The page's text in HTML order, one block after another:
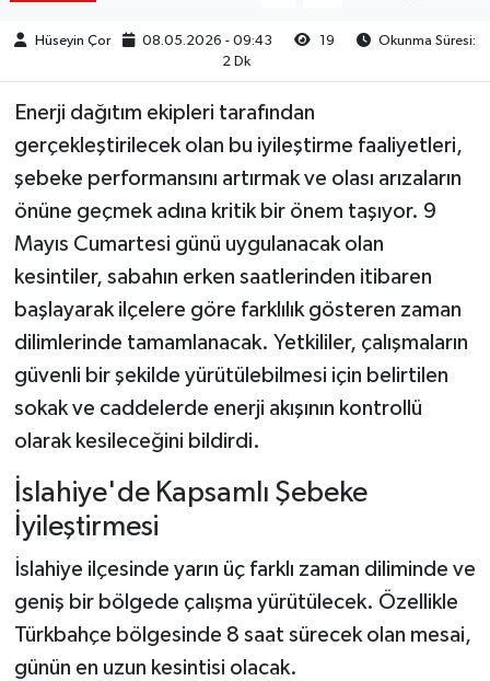
Hüseyin Çor 08.05.2026 - 09:43 19
Okunma Süresi:
2 Dk
Enerji dağıtım ekipleri tarafından
gerçekleştirilecek olan bu iyileştirme faaliyetleri,
şebeke performansını artırmak ve olası arızaların
önüne geçmek adına kritik bir önem taşıyor. 9
Mayıs Cumartesi günü uygulanacak olan
kesintiler, sabahın erken saatlerinden itibaren
başlayarak ilçelere göre farklılık gösteren zaman
dilimlerinde tamamlanacak. Yetkililer, çalışmaların
güvenli bir şekilde yürütülebilmesi için belirtilen
sokak ve caddelerde enerji akışının kontrollü
olarak kesileceğini bildirdi.
İslahiye'de Kapsamlı Şebeke
İyileştirmesi
İslahiye ilçesinde yarın üç farklı zaman diliminde ve
geniş bir bölgede çalışma yürütülecek. Özellikle
Türkbahçe bölgesinde 8 saat sürecek olan mesai,
günün en uzun kesintisi olacak.